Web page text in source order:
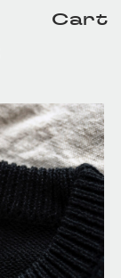
Cart